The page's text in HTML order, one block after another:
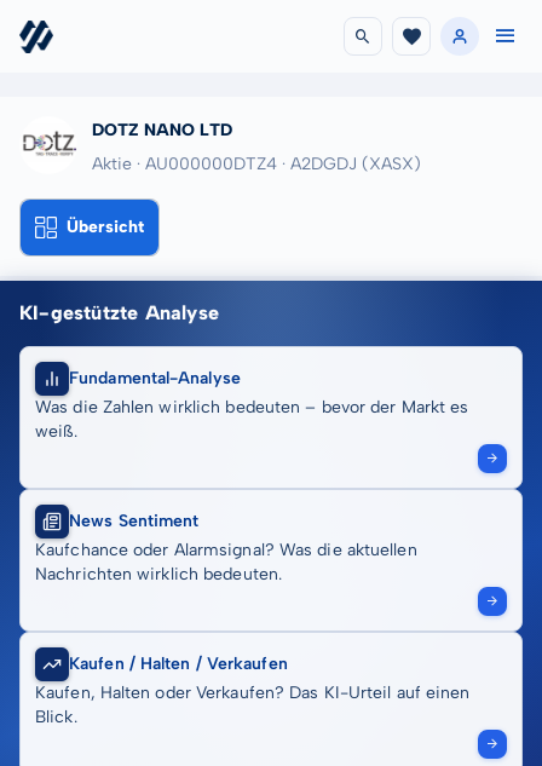
DOTZ NANO LTD
Aktie · AU000000DTZ4 · A2DGDJ (XASX)
Übersicht
KI-gestützte Analyse
Fundamental-Analyse
Was die Zahlen wirklich bedeuten – bevor der Markt es
weiß.
News Sentiment
Kaufchance oder Alarmsignal? Was die aktuellen
Nachrichten wirklich bedeuten.
Kaufen / Halten / Verkaufen
Kaufen, Halten oder Verkaufen? Das KI-Urteil auf einen
Blick.